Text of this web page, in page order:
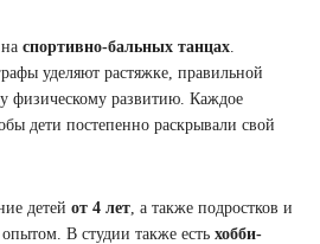
спортивно-бальных танцах
уделяют растяжке, правильной
физическому развитию. Каждое
дети постепенно раскрывали свой
детей от 4 лет , а также подростков и
В студии также есть хобби-